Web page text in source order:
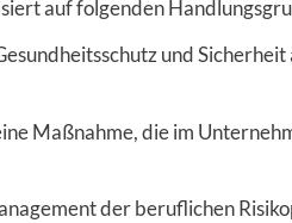
auf folgenden
und
Maßnahme, die im
der beruflichen